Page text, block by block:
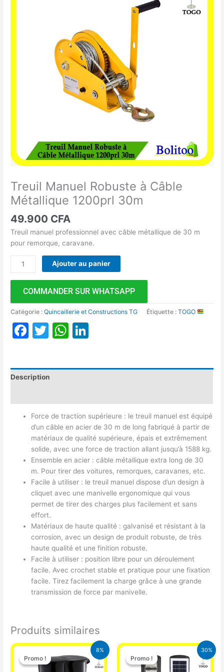
Treuil Manuel Robuste à Câble
Métallique 1200prl 30m
49.900 CFA
Treuil manuel professionnel avec câble métallique de 30 m
pour remorque, caravane.
Ajouter au panier
COMMANDER SUR WHATSAPP
Catégorie :Quincaillerie et Constructions TG Étiquette :TOGO
Facebook
TwitterWhatsApp
Description
Force de traction supérieure : le treuil manuel est équipé
d’un câble en acier de 30 m de long fabriqué à partir de
matériaux de qualité supérieure, épais et extrêmement
solide, avec une force de traction allant jusqu’à 1588 kg.
Ensemble en acier : câble métallique extra long de 30
m. Pour tirer des voitures, remorques, caravanes, etc.
Facile à utiliser : le treuil manuel dispose d’un design à
cliquet avec une manivelle ergonomique qui vous
permet de tirer des charges plus facilement et sans
effort.
Matériaux de haute qualité : galvanisé et résistant à la
corrosion, avec un design de produit robuste, de très
haute qualité et une finition robuste.
Facile à utiliser : position libre pour un déroulement
facile. Avec crochet stable et pratique pour une fixation
facile. Tirez facilement la charge grâce à une grande
transmission de force par manivelle.
Produits similaires
8%
Promo !
Promo !
Le
prix
initial
Le
prix
actuel
est :
30%
Promo !
Promo !
Le
prix
initial
était :
Le
prix
actuel
est :